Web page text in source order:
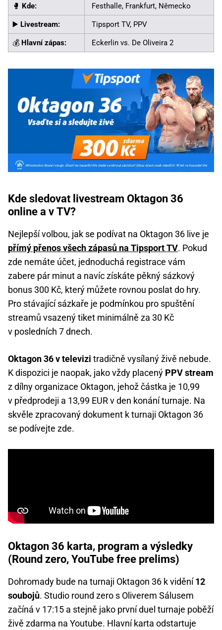
🥊 Kde: Festhalle, Frankfurt, Německo
▶️ Livestream: Tipsport TV, PPV
💰 Hlavní zápas: Eckerlin vs. De Oliveira 2
Kde sledovat livestream Oktagon 36
online a v TV?
Nejlepší volbou, jak se podívat na Oktagon 36 live je
přímý přenos všech zápasů na Tipsport TV. Pokud
zde nemáte účet, jednoduchá registrace vám
zabere pár minut a navíc získáte pěkný sázkový
bonus 300 Kč, který můžete rovnou poslat do hry.
Pro stávající sázkaře je podmínkou pro spuštění
streamů vsazený tiket minimálně za 30 Kč
v posledních 7 dnech.
Oktagon 36 v televizi tradičně vysílaný živě nebude.
K dispozici je naopak, jako vždy placený PPV stream
z dílny organizace Oktagon, jehož částka je 10,99
v předprodeji a 13,99 EUR v den konání turnaje. Na
skvěle zpracovaný dokument k turnaji Oktagon 36
se podívejte zde.
Oktagon 36 karta, program a výsledky
(Round zero, YouTube free prelims)
Dohromady bude na turnaji Oktagon 36 k vidění12
soubojů. Studio round zero s Oliverem Sálusem
začíná v 17:15 a stejně jako první duel turnaje poběží
živě zdarma na Youtube. Hlavní karta odstartuje